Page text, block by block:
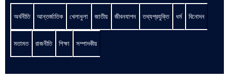
অর্থনীতি আন্তর্জাতিক খেলাধুলা জাতীয় জীবনযাপন তথ্যপ্রযুক্তি ধর্ম বিনোদন
মতামত রাজনীতি শিক্ষা সম্পাদকীয়